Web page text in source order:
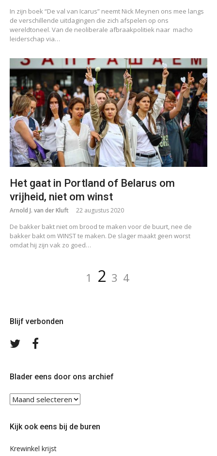
In zijn boek “De val van Icarus” neemt Nick Meynen ons mee langs
de verschillende uitdagingen die zich afspelen op ons
wereldtoneel. Van de neoliberale afbraakpolitiek naar macho
leiderschap via…
Het gaat in Portland of Belarus om
vrijheid, niet om winst
Arnold J. van der Kluft 22 augustus 2020
De bakker bakt niet om brood te maken voor de buurt, nee de
bakker bakt om WINST te maken. De slager maakt geen worst
omdat hij zijn vak zo goed…
Pagina
1 Pagina
2 Pagina
3 Pagina
4
Blijf verbonden
Volg
Blader eens door ons archief
Blader
eens
ons
Kijk ook eens bij de buren
Krewinkel krijst